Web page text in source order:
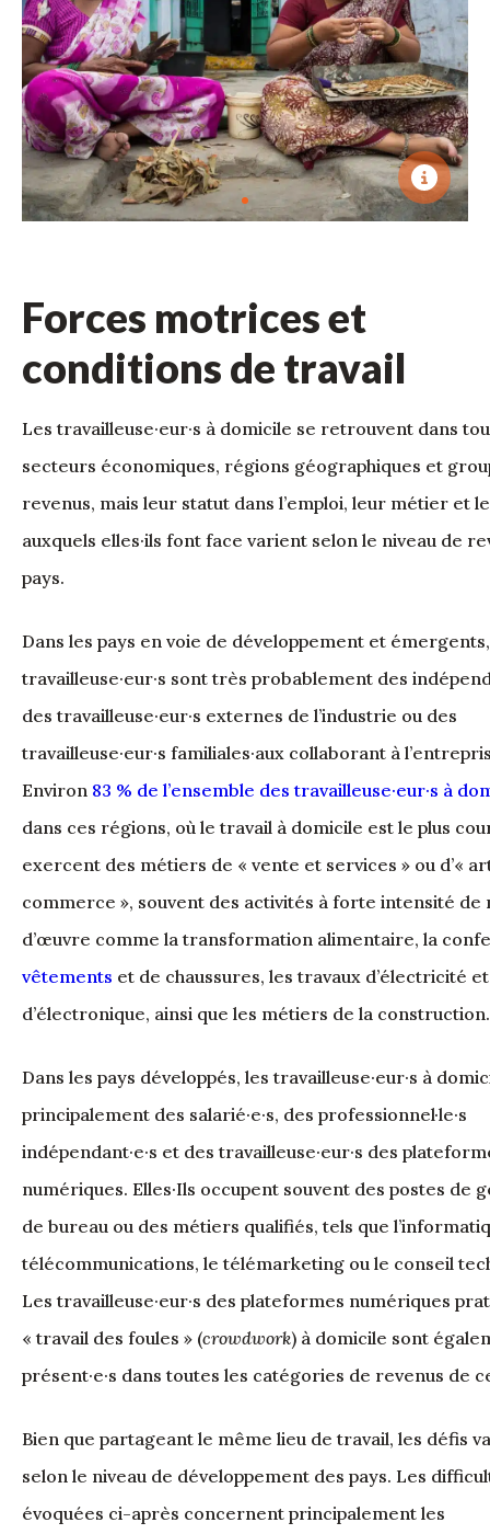
Forces motrices et
conditions de travail
Les travailleuse·eur·s à domicile se retrouvent dans
secteurs économiques, régions géographiques et
revenus, mais leur statut dans l’emploi, leur métier et
auxquels elles·ils font face varient selon le niveau de
pays.
Dans les pays en voie de développement et
travailleuse·eur·s sont très probablement des
des travailleuse·eur·s externes de l’industrie ou des
travailleuse·eur·s familiales·aux collaborant à
Environ 83 % de l’ensemble des travailleuse·eur·s à
dans ces régions, où le travail à domicile est le plus
exercent des métiers de « vente et services » ou d’«
commerce », souvent des activités à forte intensité de
d’œuvre comme la transformation alimentaire, la
vêtements et de chaussures, les travaux d’électricité et
d’électronique, ainsi que les métiers de la construction.
Dans les pays développés, les travailleuse·eur·s à
principalement des salarié·e·s, des professionnel·le·s
indépendant·e·s et des travailleuse·eur·s des
numériques. Elles·Ils occupent souvent des postes de
de bureau ou des métiers qualifiés, tels que
télécommunications, le télémarketing ou le conseil
Les travailleuse·eur·s des plateformes numériques
« travail des foules » (crowdwork) à domicile sont
présent·e·s dans toutes les catégories de revenus de
Bien que partageant le même lieu de travail, les défis
selon le niveau de développement des pays. Les
évoquées ci-après concernent principalement les